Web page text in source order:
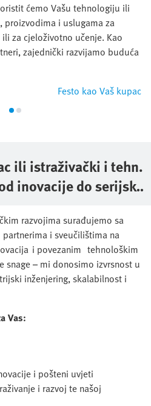
ćemo Vašu tehnologiju ili
proizvodima i uslugama za
za cjeloživotno učenje. Kao
zajednički razvijamo buduća
Festo kao Vaš kupac
ili istraživački i tehn.
inovacije do serijske
razvojima surađujemo sa
i sveučilištima na
i povezanim tehnološkim
snage – mi donosimo izvrsnost u
inženjering, skalabilnost i
Vas:
i pošteni uvjeti
i razvoj te našoj